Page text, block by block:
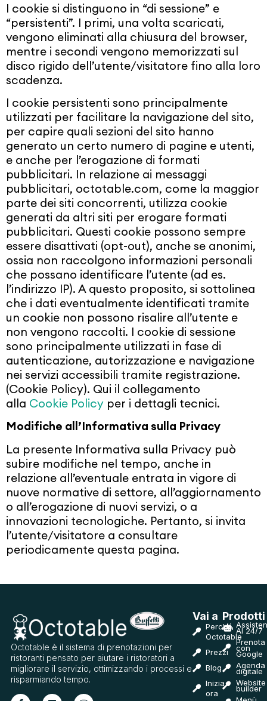
I cookie si distinguono in “di sessione” e
“persistenti”. I primi, una volta scaricati,
vengono eliminati alla chiusura del browser,
mentre i secondi vengono memorizzati sul
disco rigido dell’utente/visitatore fino alla loro
scadenza.
I cookie persistenti sono principalmente
utilizzati per facilitare la navigazione del sito,
per capire quali sezioni del sito hanno
generato un certo numero di pagine e utenti,
e anche per l’erogazione di formati
pubblicitari. In relazione ai messaggi
pubblicitari, octotable.com, come la maggior
parte dei siti concorrenti, utilizza cookie
generati da altri siti per erogare formati
pubblicitari. Questi cookie possono sempre
essere disattivati (opt-out), anche se anonimi,
ossia non raccolgono informazioni personali
che possano identificare l’utente (ad es.
l’indirizzo IP). A questo proposito, si sottolinea
che i dati eventualmente identificati tramite
un cookie non possono risalire all’utente e
non vengono raccolti. I cookie di sessione
sono principalmente utilizzati in fase di
autenticazione, autorizzazione e navigazione
nei servizi accessibili tramite registrazione.
(Cookie Policy). Qui il collegamento
alla Cookie Policy per i dettagli tecnici.
Modifiche all’Informativa sulla Privacy
La presente Informativa sulla Privacy può
subire modifiche nel tempo, anche in
relazione all’eventuale entrata in vigore di
nuove normative di settore, all’aggiornamento
o all’erogazione di nuovi servizi, o a
innovazioni tecnologiche. Pertanto, si invita
l’utente/visitatore a consultare
periodicamente questa pagina.
Octotable è il sistema di prenotazioni per
ristoranti pensato per aiutare i ristoratori a
migliorare il servizio, ottimizzando i processi e
risparmiando tempo.
Vai a
Perché
Octotable
Prezzi
Blog
Inizia
ora
Prodotti
AI 24/7
Prenota
con
Google
Agenda
digitale
Website
builder